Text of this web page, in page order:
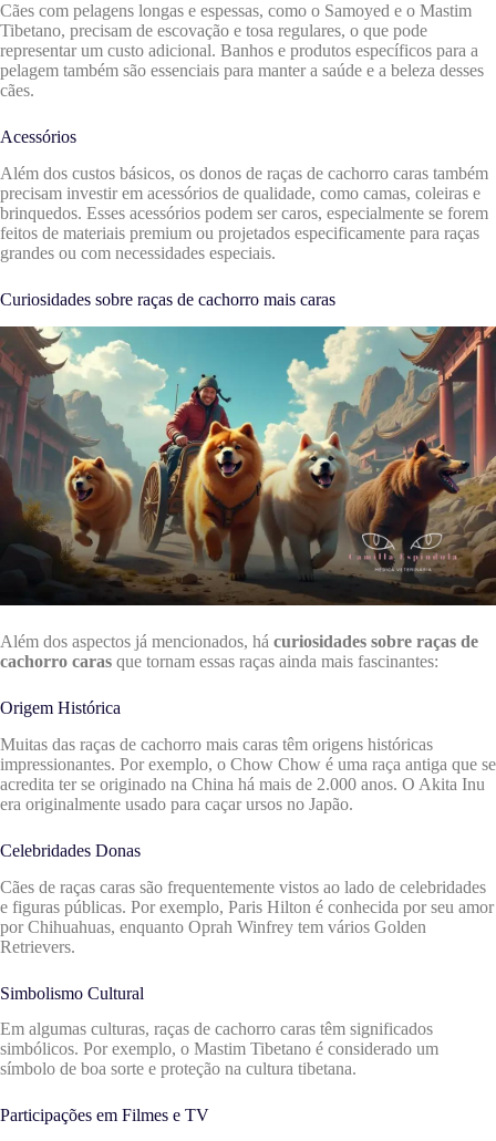
Cães com pelagens longas e espessas, como o Samoyed e o Mastim
Tibetano, precisam de escovação e tosa regulares, o que pode
representar um custo adicional. Banhos e produtos específicos para a
pelagem também são essenciais para manter a saúde e a beleza desses
cães.
Acessórios
Além dos custos básicos, os donos de raças de cachorro caras também
precisam investir em acessórios de qualidade, como camas, coleiras e
brinquedos. Esses acessórios podem ser caros, especialmente se forem
feitos de materiais premium ou projetados especificamente para raças
grandes ou com necessidades especiais.
Curiosidades sobre raças de cachorro mais caras
Além dos aspectos já mencionados, há curiosidades sobre raças de
cachorro caras que tornam essas raças ainda mais fascinantes:
Origem Histórica
Muitas das raças de cachorro mais caras têm origens históricas
impressionantes. Por exemplo, o Chow Chow é uma raça antiga que se
acredita ter se originado na China há mais de 2.000 anos. O Akita Inu
era originalmente usado para caçar ursos no Japão.
Celebridades Donas
Cães de raças caras são frequentemente vistos ao lado de celebridades
e figuras públicas. Por exemplo, Paris Hilton é conhecida por seu amor
por Chihuahuas, enquanto Oprah Winfrey tem vários Golden
Retrievers.
Simbolismo Cultural
Em algumas culturas, raças de cachorro caras têm significados
simbólicos. Por exemplo, o Mastim Tibetano é considerado um
símbolo de boa sorte e proteção na cultura tibetana.
Participações em Filmes e TV